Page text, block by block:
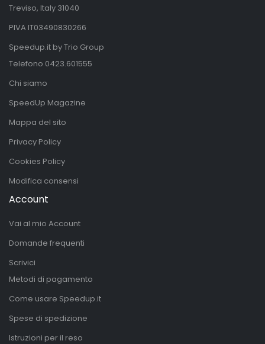
Treviso, Italy 31040
PIVA IT03490830266
Speedup.it by Trio Group
Telefono 0423.601555
Chi siamo
SpeedUp Magazine
Mappa del sito
Privacy Policy
Cookies Policy
Modifica consensi
Account
Vai al mio Account
Domande frequenti
Scrivici
Metodi di pagamento
Come usare Speedup.it
Spese di spedizione
Istruzioni per il reso